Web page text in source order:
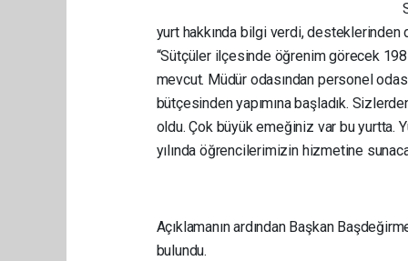
yurt hakkında bilgi verdi, desteklerinden
“Sütçüler ilçesinde öğrenim görecek
mevcut. Müdür odasından personel
bütçesinden yapımına başladık.
oldu. Çok büyük emeğiniz var bu yurtta.
yılında öğrencilerimizin hizmetine
Açıklamanın ardından Başkan
bulundu.